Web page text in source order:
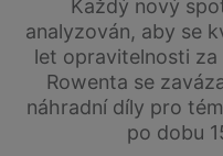
Každý nový
analyzován, aby se
let opravitelnosti za
Rowenta se
náhradní díly pro
po dobu